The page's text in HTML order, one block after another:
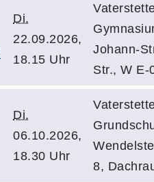
Di.
22.09.2026,
18.15 Uhr
Johann-
Str., W E-
Di.
06.10.2026,
18.30 Uhr
8,